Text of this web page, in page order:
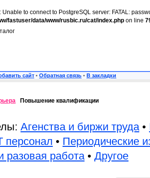
Unable to connect to PostgreSQL server: FATAL:
fastuser/data/www/rusbic.ru/cat/index.php on line
сайт • Обратная связь • В закладки
Повышение квалификации
Агенства и биржи труда•
персонал • Периодические
разовая работа• Другое